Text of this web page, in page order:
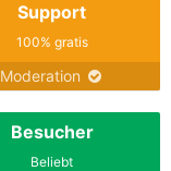
Support
100% gratis
Moderation
Besucher
Beliebt